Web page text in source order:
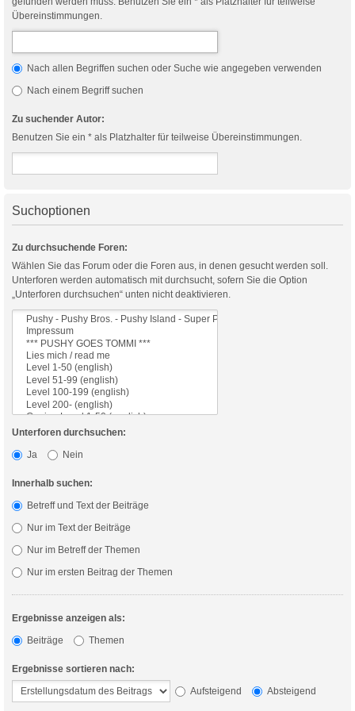
Übereinstimmungen.
Nach allen Begriffen suchen oder Suche wie angegeben verwenden
Nach einem Begriff suchen
Zu suchender Autor:
Benutzen Sie ein * als Platzhalter für teilweise Übereinstimmungen.
Suchoptionen
Zu durchsuchende Foren:
Wählen Sie das Forum oder die Foren aus, in denen gesucht werden soll.
Unterforen werden automatisch mit durchsucht, sofern Sie die Option
„Unterforen durchsuchen“ unten nicht deaktivieren.
Unterforen durchsuchen:
Ja
Nein
Innerhalb suchen:
Betreff und Text der Beiträge
Nur im Text der Beiträge
Nur im Betreff der Themen
Nur im ersten Beitrag der Themen
Ergebnisse anzeigen als:
Beiträge
Themen
Ergebnisse sortieren nach:
Aufsteigend
Absteigend